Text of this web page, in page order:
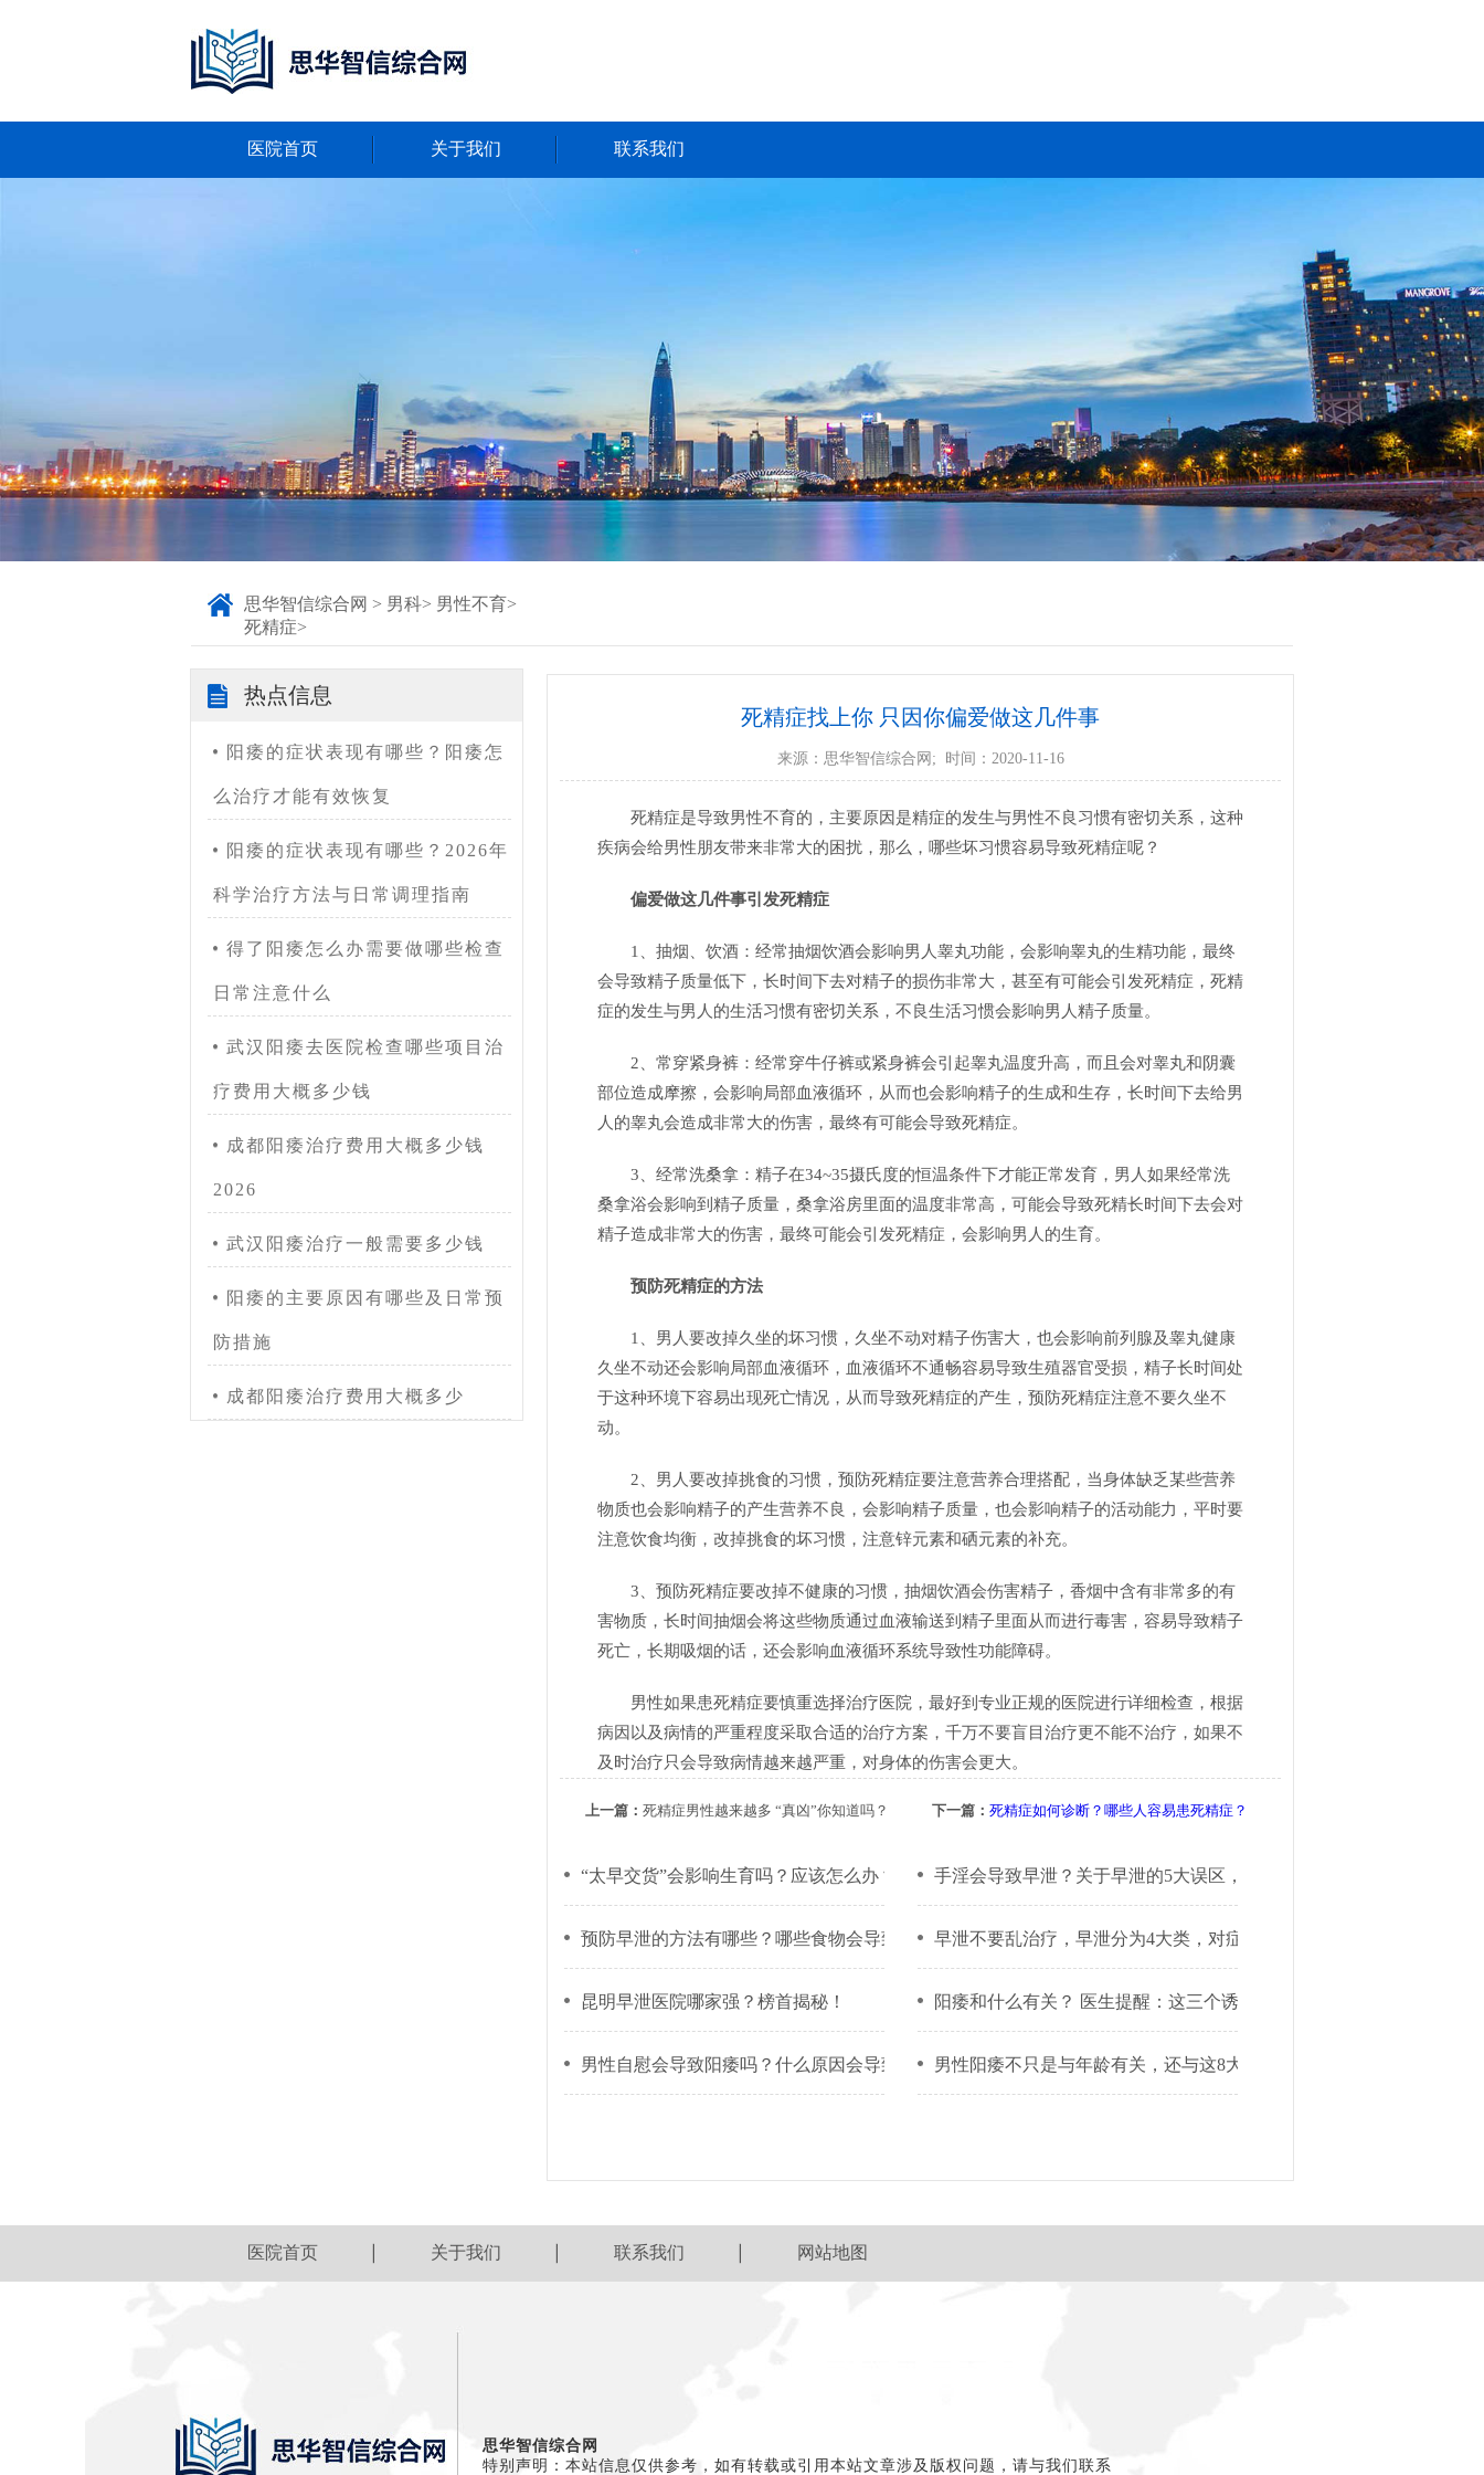
医院首页 关于我们 联系我们
思华智信综合网 > 男科> 男性不育>
死精症>
热点信息
阳痿的症状表现有哪些？阳痿怎
么治疗才能有效恢复
阳痿的症状表现有哪些？2026年
科学治疗方法与日常调理指南
得了阳痿怎么办需要做哪些检查
日常注意什么
武汉阳痿去医院检查哪些项目治
疗费用大概多少钱
成都阳痿治疗费用大概多少钱
2026
武汉阳痿治疗一般需要多少钱
阳痿的主要原因有哪些及日常预
防措施
成都阳痿治疗费用大概多少
死精症找上你 只因你偏爱做这几件事
来源： 思华智信综合网 ; 时间：2020-11-16
死精症是导致男性不育的，主要原因是精症的发生与男性不良习惯有密切关系，这种
疾病会给男性朋友带来非常大的困扰，那么，哪些坏习惯容易导致死精症呢？
偏爱做这几件事引发死精症
1、抽烟、饮酒：经常抽烟饮酒会影响男人睾丸功能，会影响睾丸的生精功能，最终
会导致精子质量低下，长时间下去对精子的损伤非常大，甚至有可能会引发死精症，死精
症的发生与男人的生活习惯有密切关系，不良生活习惯会影响男人精子质量。
2、常穿紧身裤：经常穿牛仔裤或紧身裤会引起睾丸温度升高，而且会对睾丸和阴囊
部位造成摩擦，会影响局部血液循环，从而也会影响精子的生成和生存，长时间下去给男
人的睾丸会造成非常大的伤害，最终有可能会导致死精症。
3、经常洗桑拿：精子在34~35摄氏度的恒温条件下才能正常发育，男人如果经常洗
桑拿浴会影响到精子质量，桑拿浴房里面的温度非常高，可能会导致死精长时间下去会对
精子造成非常大的伤害，最终可能会引发死精症，会影响男人的生育。
预防死精症的方法
1、男人要改掉久坐的坏习惯，久坐不动对精子伤害大，也会影响前列腺及睾丸健康
久坐不动还会影响局部血液循环，血液循环不通畅容易导致生殖器官受损，精子长时间处
于这种环境下容易出现死亡情况，从而导致死精症的产生，预防死精症注意不要久坐不
动。
2、男人要改掉挑食的习惯，预防死精症要注意营养合理搭配，当身体缺乏某些营养
物质也会影响精子的产生营养不良，会影响精子质量，也会影响精子的活动能力，平时要
注意饮食均衡，改掉挑食的坏习惯，注意锌元素和硒元素的补充。
3、预防死精症要改掉不健康的习惯，抽烟饮酒会伤害精子，香烟中含有非常多的有
害物质，长时间抽烟会将这些物质通过血液输送到精子里面从而进行毒害，容易导致精子
死亡，长期吸烟的话，还会影响血液循环系统导致性功能障碍。
男性如果患死精症要慎重选择治疗医院，最好到专业正规的医院进行详细检查，根据
病因以及病情的严重程度采取合适的治疗方案，千万不要盲目治疗更不能不治疗，如果不
及时治疗只会导致病情越来越严重，对身体的伤害会更大。
上一篇： 死精症男性越来越多 “真凶”你知道吗？ 下一篇： 死精症如何诊断？哪些人容易患死精症？
“太早交货”会影响生育吗？应该怎么办？ 手淫会导致早泄？关于早泄的5大误区，很多人都中招了
预防早泄的方法有哪些？哪些食物会导致早泄？早泄不要乱治疗，早泄分为4大类，对症治疗很关键！
昆明早泄医院哪家强？榜首揭秘！ 阳痿和什么有关？ 医生提醒：这三个诱因请避而远之！
男性自慰会导致阳痿吗？什么原因会导致阳痿的发生？男性阳痿不只是与年龄有关，还与这8大因素有关！
医院首页 关于我们 联系我们 网站地图
思华智信综合网
特别声明：本站信息仅供参考，如有转载或引用本站文章涉及版权问题，请与我们联系